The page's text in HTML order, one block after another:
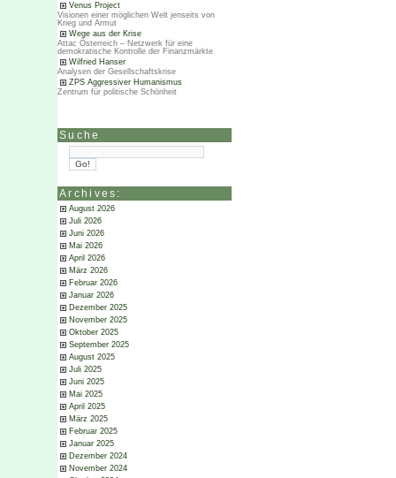
Venus Project
Visionen einer möglichen Welt jenseits von
Krieg und Armut
Wege aus der Krise
Attac Österreich – Netzwerk für eine
demokratische Kontrolle der Finanzmärkte
Wilfried Hanser
Analysen der Gesellschaftskrise
ZPS Aggressiver Humanismus
Zentrum für politische Schönheit
Suche
Archives:
August 2026
Juli 2026
Juni 2026
Mai 2026
April 2026
März 2026
Februar 2026
Januar 2026
Dezember 2025
November 2025
Oktober 2025
September 2025
August 2025
Juli 2025
Juni 2025
Mai 2025
April 2025
März 2025
Februar 2025
Januar 2025
Dezember 2024
November 2024